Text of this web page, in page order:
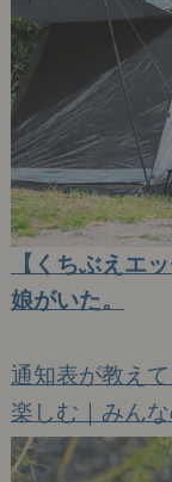
【くちぶえエ
娘がいた。
通知表が教え
楽しむ｜みん